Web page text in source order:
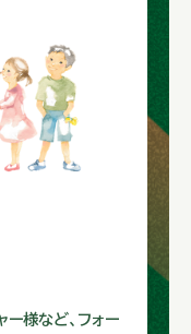
ー様など、フォー